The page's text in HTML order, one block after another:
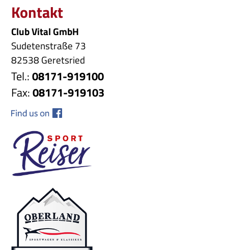
Kontakt
Club Vital GmbH
Sudetenstraße 73
82538 Geretsried
Tel.:08171-919100
Fax:08171-919103